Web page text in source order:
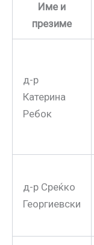
Име и
презиме
д-р
Катерина
Ребок
д-р Среќко
Георгиевски